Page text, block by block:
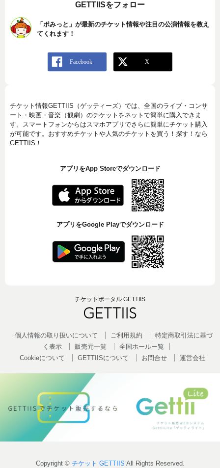
GETTIISをフォロー
「ポみっと」が最新のチケット情報や注目の公演情報を教え
てくれます！
チケット情報GETTIIS（ゲッティーズ）では、全国のライブ・コンサ
ート・映画・音楽（観劇）のチケットをネットで簡単に購入できま
す。スマートフォンからはスマホアプリでさらに簡単にチケット購入
が可能です。おすすめチケットや人気のチケットを買う！探す！なら
GETTIIS！
アプリをApp Storeでダウンロード
アプリをGoogle Playでダウンロード
チケットポータル GETTIIS
個人情報の取り扱いについて ご利用規約
特定商取引法に基づ
く表示
販売元一覧
全国ホールー覧
Cookieについて
GETTIISについて お問合せ 運営会社
Copyright © チケット GETTIIS All Rights Reserved.